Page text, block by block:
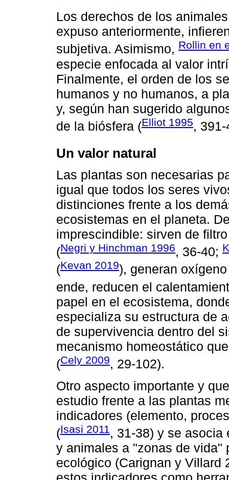
Los derechos de los
expuso anteriormente,
subjetiva. Asimismo, Rollin en
especie enfocada al valor
Finalmente, el orden de los
humanos y no humanos, a
y, según han sugerido
de la biósfera (Elliot 1995,
Un valor natural
Las plantas son necesarias
igual que todos los seres
distinciones frente a los
ecosistemas en el planeta.
imprescindible: sirven de
(Negri y Hinchman 1996, 36-40;
(Kevan 2019), generan
ende, reducen el
papel en el ecosistema,
especializa su estructura de
de supervivencia dentro del
mecanismo homeostático
(Cely 2009, 29-102).
Otro aspecto importante y
estudio frente a las plantas
indicadores (elemento,
(Isasi 2011, 31-38) y se asocia
y animales a "zonas de vida"
ecológico (Carignan y Villard